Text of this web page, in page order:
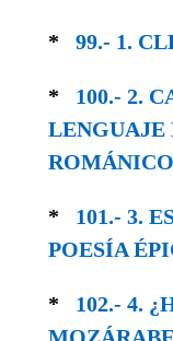
* 99.- 1.
* 100.- 2.
LEN­GUAJE
* 101.- 3.
POESÍA
* 102.- 4.